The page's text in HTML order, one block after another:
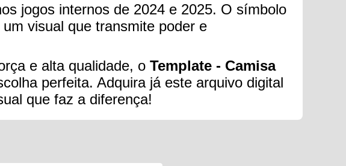
jogos internos de 2024 e 2025. O símbolo
visual que transmite poder e
e alta qualidade, o Template - Camisa
perfeita. Adquira já este arquivo digital
que faz a diferença!